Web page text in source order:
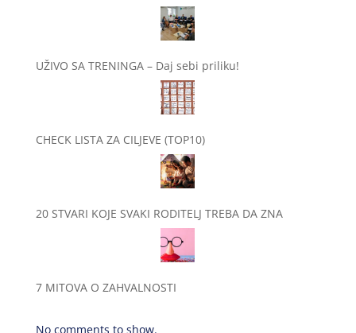
UŽIVO SA TRENINGA – Daj sebi priliku!
CHECK LISTA ZA CILJEVE (TOP10)
20 STVARI KOJE SVAKI RODITELJ TREBA DA ZNA
7 MITOVA O ZAHVALNOSTI
No comments to show.